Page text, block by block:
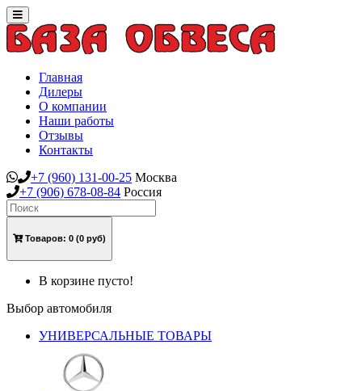
Toggle
navigation
Главная
Дилеры
О компании
Наши работы
Отзывы
Контакты
+7 (960) 131-00-25 Москва
+7 (906) 678-08-84 Россия
Товаров: 0 (0 руб)
В корзине пусто!
Выбор автомобиля
УНИВЕРСАЛЬНЫЕ ТОВАРЫ